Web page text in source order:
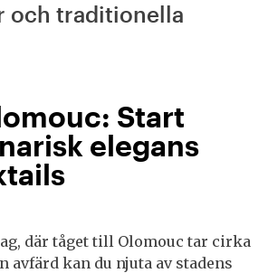
och traditionella
Start
elegans
där tåget till Olomouc tar cirka
avfärd kan du njuta av stadens